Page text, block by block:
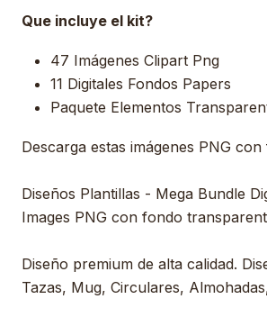
Que incluye el kit?
47 Imágenes Clipart Png
11 Digitales Fondos Papers
Paquete Elementos
Descarga estas imágenes PNG
Diseños Plantillas - Mega Bundle
Images PNG con fondo
Diseño premium de alta calidad.
Tazas, Mug, Circulares,